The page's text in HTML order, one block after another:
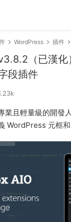
WordPress 插件
（已漢化
段插件
業且輕量級的開發
WordPress 元框和